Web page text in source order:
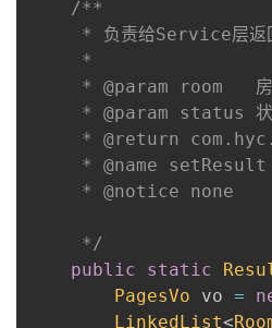
/**
* 负责给Service层返
     *
* @param room   房
* @param status 状
* @return
     * @name setResult
     * @notice none
     */
public
static
PagesVo vo =
LinkedList<